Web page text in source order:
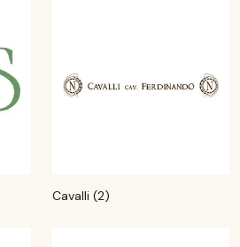
Cavalli (2)